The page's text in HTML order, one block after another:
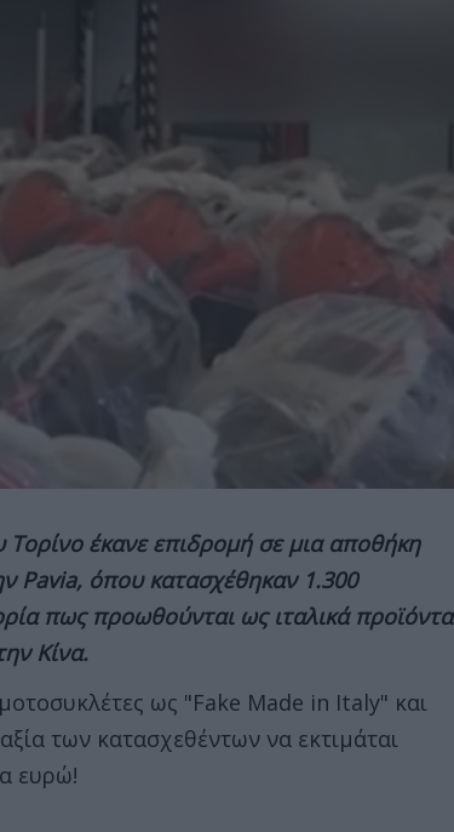
Τορίνο έκανε επιδρομή σε μια αποθήκη
Pavia, όπου κατασχέθηκαν 1.300
πως προωθούνται ως ιταλικά προϊόντα
Κίνα.
ως "Fake Made in Italy" και
των κατασχεθέντων να εκτιμάται
ευρώ!